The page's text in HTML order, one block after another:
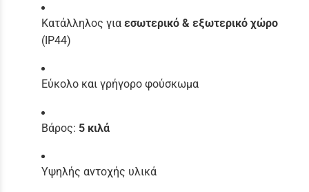
Κατάλληλος για εσωτερικό & εξωτερικό χώρο
(IP44)
Εύκολο και γρήγορο φούσκωμα
Βάρος: 5 κιλά
Υψηλής αντοχής υλικά